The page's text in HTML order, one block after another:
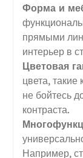
Форма и
прямыми
интерьер в
Цветовая
цвета,
не бойтесь
контраста.
Например,